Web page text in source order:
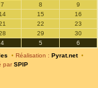
7 8
9
14 15
16
22
23
29
30
4 5
6
• Réalisation : Pyrat.net •
par SPIP